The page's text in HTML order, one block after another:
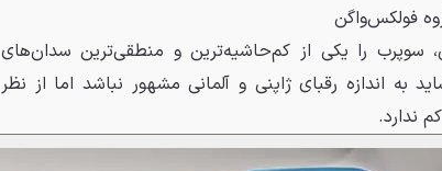
فولکس‌واگن
سوپرب را یکی از کم‌حاشیه‌ترین و منطقی‌ترین سدان‌های
به اندازه رقبای ژاپنی و آلمانی مشهور نباشد اما از نظر
ندارد.